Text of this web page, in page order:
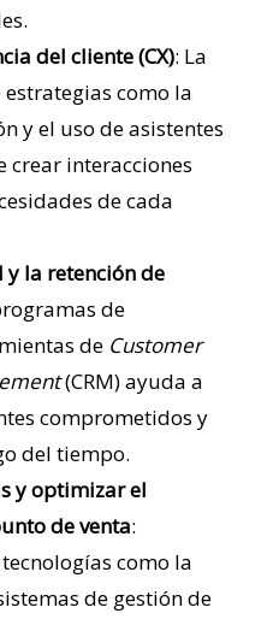
del cliente (CX): La
como la
y el uso de asistentes
crear interacciones
de cada
la retención de
de
de Customer
(CRM) ayuda a
comprometidos y
del tiempo​.
y optimizar el
de venta:
como la
de gestión de